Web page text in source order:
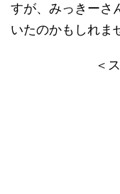
すが、みっきーさ
いたのかもしれま
＜